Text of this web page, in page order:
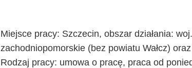
Miejsce pracy: Szczecin, obszar działania: woj.
zachodniopomorskie (bez powiatu Wałcz)
Rodzaj pracy: umowa o pracę, praca od